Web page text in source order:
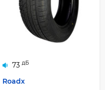
73 дБ
Roadx